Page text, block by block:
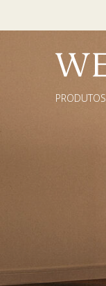
PRODUTOS